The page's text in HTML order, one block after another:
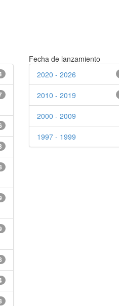
Fecha de lanzamiento
2020 - 2026
2010 - 2019
2000 - 2009
1997 - 1999